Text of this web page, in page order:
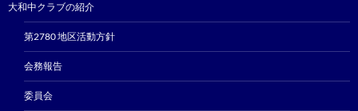
大和中クラブの紹介
第2780 地区活動方針
会務報告
委員会